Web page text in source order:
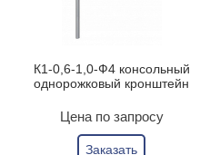
К1-0,6-1,0-Ф4 консольный
однорожковый кронштейн
Цена по запросу
Заказать